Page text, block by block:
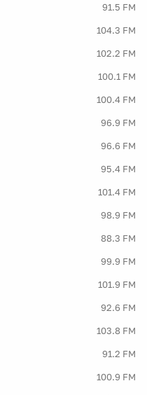
91.5 FM
104.3 FM
102.2 FM
100.1 FM
100.4 FM
96.9 FM
96.6 FM
95.4 FM
101.4 FM
98.9 FM
88.3 FM
99.9 FM
101.9 FM
92.6 FM
103.8 FM
91.2 FM
100.9 FM